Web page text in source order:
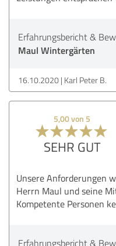
Erfahrungsbericht &
Maul Wintergärten
16.10.2020 Karl Peter B.
5,00 von 5
SEHR GUT
Unsere Anforderungen
Herrn Maul und seine
Kompetente Personen
Erfahrungsbericht &